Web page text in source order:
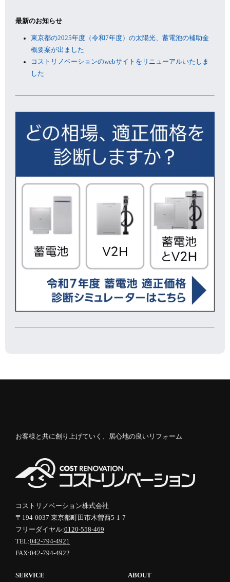
最新のお知らせ
東京都の2025年度（令和7年度）の太陽光、蓄電池の補助金
概要案が出ました
コストリノベーションのwebサイトをリニューアルいたしま
した
お客様と共に創り上げていく、居心地の良いリフォーム
コストリノベーション株式会社
〒194-0037 東京都町田市木曽西5-1-7
フリーダイヤル:0120-558-469
TEL:042-794-4921
FAX:042-794-4922
SERVICE ABOUT